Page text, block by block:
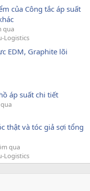
của Công tắc áp suất
qua
Logistics
EDM, Graphite lõi
áp suất chi tiết
thật và tóc giả sợi tổng
qua
Logistics